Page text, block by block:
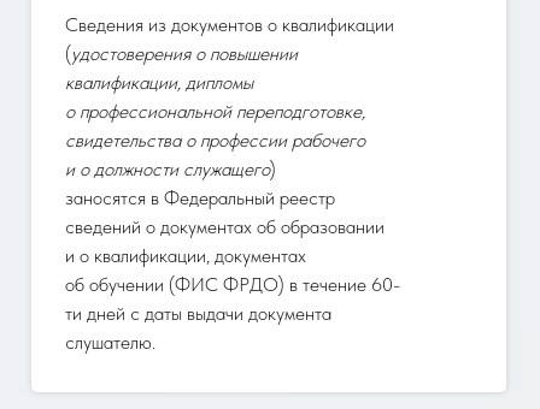
Сведения из документов о квалификации
(удостоверения о повышении
квалификации, дипломы
о профессиональной переподготовке,
свидетельства о профессии рабочего
и о должности служащего)
заносятся в Федеральный реестр
сведений о документах об образовании
и о квалификации, документах
об обучении (ФИС ФРДО) в течение 60-
ти дней с даты выдачи документа
слушателю.